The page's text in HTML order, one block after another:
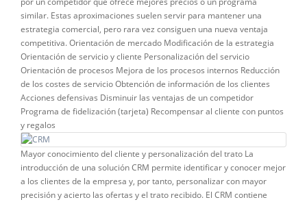
similar. Estas aproximaciones suelen servir para mantener una
estrategia comercial, pero rara vez consiguen una nueva ventaja
competitiva. Orientación de mercado Modificación de la estrategia
Orientación de servicio y cliente Personalización del servicio
Orientación de procesos Mejora de los procesos internos Reducción
de los costes de servicio Obtención de información de los clientes
Acciones defensivas Disminuir las ventajas de un competidor
Programa de fidelización (tarjeta) Recompensar al cliente con puntos
y regalos
Mayor conocimiento del cliente y personalización del trato La
introducción de una solución CRM permite identificar y conocer mejor
a los clientes de la empresa y, por tanto, personalizar con mayor
precisión y acierto las ofertas y el trato recibido. El CRM contiene